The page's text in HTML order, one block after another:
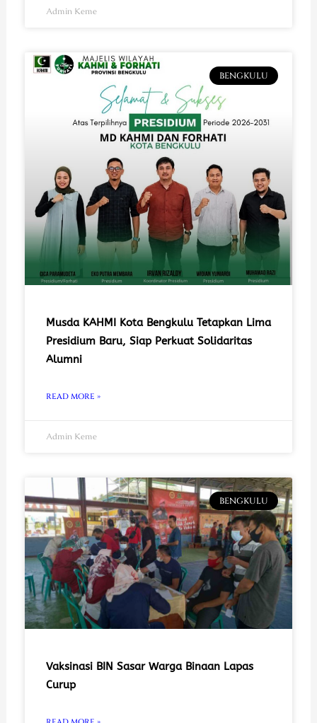
Admin Keme
BENGKULU
Musda KAHMI Kota Bengkulu Tetapkan Lima
Presidium Baru, Siap Perkuat Solidaritas
Alumni
READ MORE »
Admin Keme
BENGKULU
Vaksinasi BIN Sasar Warga Binaan Lapas
Curup